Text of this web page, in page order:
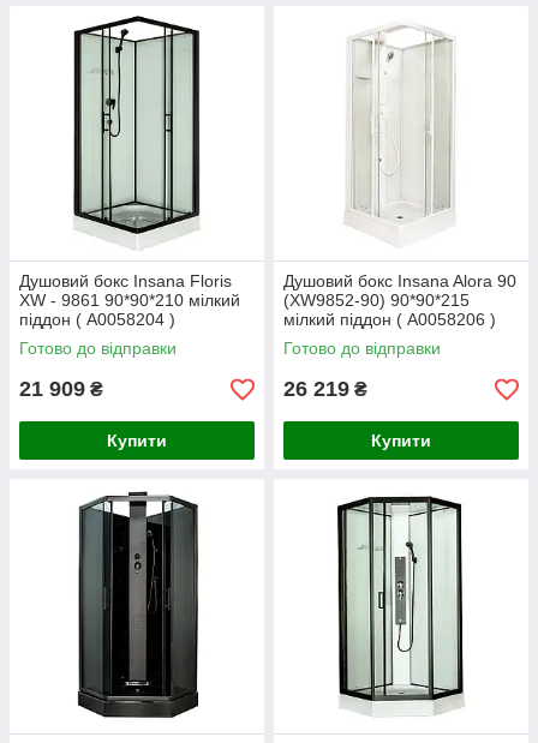
Душовий бокс Insana Floris
XW - 9861 90*90*210 мілкий
піддон ( А0058204 )
Готово до відправки
21 909 ₴
Купити
Душовий бокс Insana Alora 90
(XW9852-90) 90*90*215
мілкий піддон ( А0058206 )
Готово до відправки
26 219 ₴
Купити